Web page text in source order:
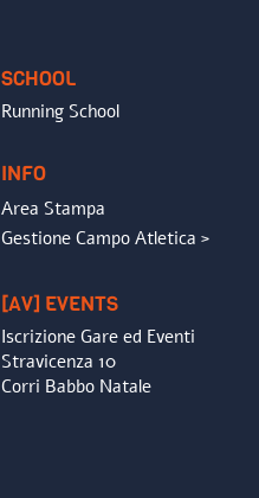
SCHOOL
Running School
INFO
Area Stampa
Gestione Campo Atletica >
[AV] EVENTS
Iscrizione Gare ed Eventi
Stravicenza 10
Corri Babbo Natale